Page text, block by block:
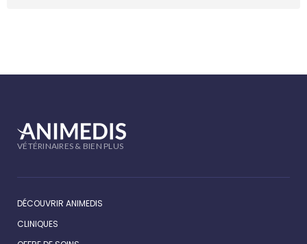
VÉTÉRINAIRES & BIEN PLUS
DÉCOUVRIR ANIMEDIS
CLINIQUES